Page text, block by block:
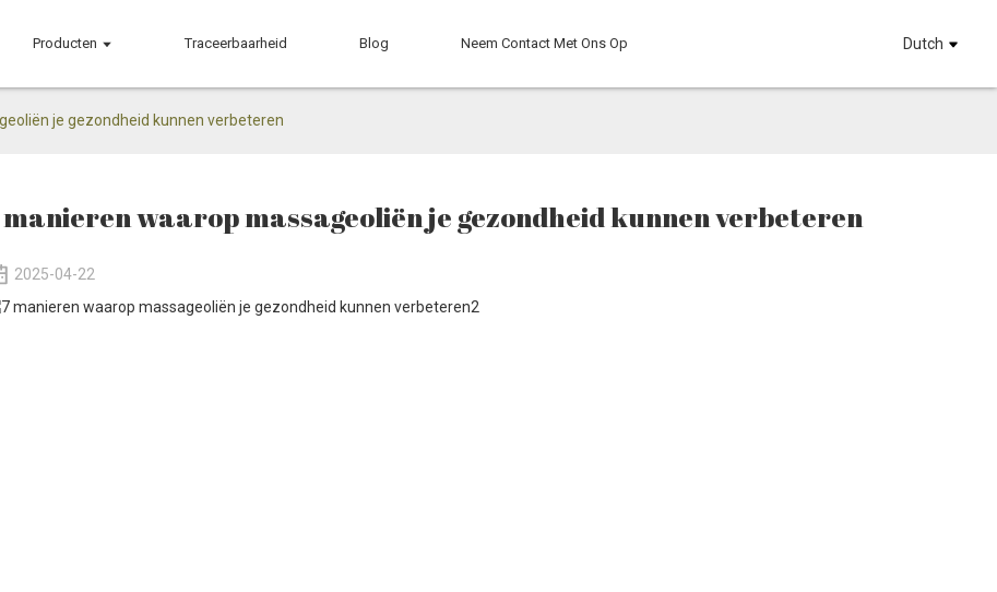
Producten Traceerbaarheid Blog Neem Contact Met Ons Op Dutch
je gezondheid kunnen verbeteren
manieren waarop massageoliën je gezondheid kunnen verbeteren
2025-04-22